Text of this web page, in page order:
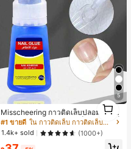
5
Misscheering กาวติดเล็บปลอม 20 กรั
ม แรงยึดสูง เจลสติกเกอร์เล็บนุ่ม แห้งเร็
ว เหมาะสำหรับผู้เริ่มต้นทำเล็บ ติดทนน
าน
#1 ขายดี
ใน กาวติดเล็บ กาวติดเล็บและสารยึดติด
1.4k+ sold
(1000+)
1
1